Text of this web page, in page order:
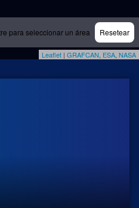
para seleccionar un área Resetear
Leaflet | GRAFCAN ESA NASA